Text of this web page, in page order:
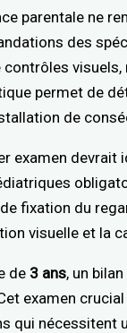
parentale ne
des
contrôles visuels,
permet de
de
examen devrait
fixation du
visuelle et la
de 3 ans, un
examen
qui nécessitent